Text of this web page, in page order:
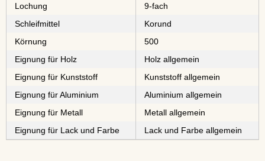
Lochung
9-fach
Schleifmittel
⁠⁠⁠Korund
Körnung
500
Eignung für Holz
Holz allgemein
Eignung für Kunststoff
Kunststoff allgemein
Eignung für Aluminium
Aluminium allgemein
Eignung für Metall
Metall allgemein
Eignung für Lack und Farbe
Lack und Farbe allgemein